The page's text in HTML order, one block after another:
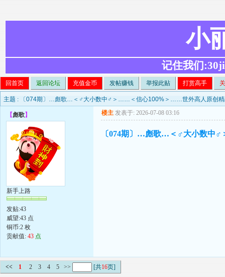
小
记住我们
回首页 返回论坛 充值金币 发帖赚钱 举报此贴 打赏高手
主题 : 〔074期〕…彪歌…＜♂大小数中♂＞……＜信心100%＞……世外高人原创精
【彪歌】
新手上路
发贴:43
威望:43 点
铜币:2 枚
贡献值: 43 点
楼主 发表于: 2026-07-08 03:16
〔074期〕…彪歌…＜♂大小数中
<< 1 2 3 4 5 >> [共16页]